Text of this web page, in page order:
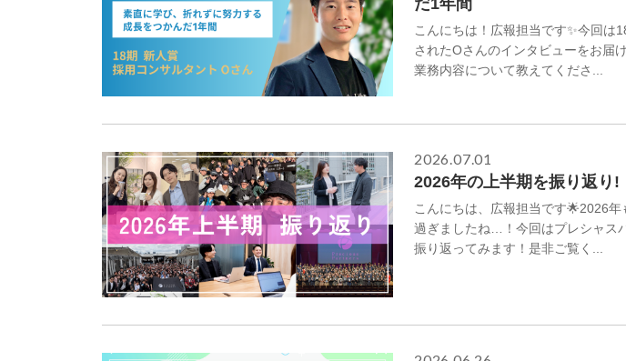
だ1年間
こんにちは！広報担当です✨今回は
されたOさんのインタビューをお届
業務内容について教えてくださ...
2026.07.01
2026年の上半期を振り返り!
こんにちは、広報担当です🌟2026
過ぎましたね…！今回はプレシャス
振り返ってみます！是非ご覧く...